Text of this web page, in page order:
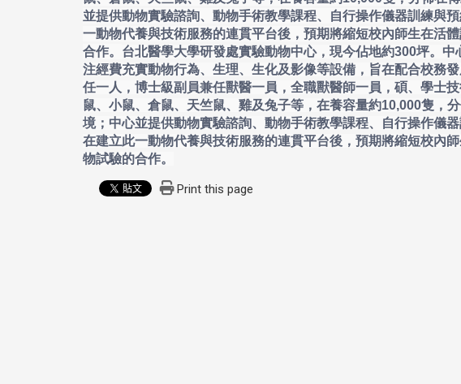
並提供動物實驗諮詢、動物手術教學課程、自行操作儀器訓練與
一動物代養與技術服務的連貫平台後，預期將縮短校內師生在活
合作。 台北醫學大學研發處實驗動物中心，現今佔地約300坪。
注經費充實動物行為、生理、生化及影像等設備，旨在配合校務
任一人，博士級副員兼任獸醫一員，全職獸醫師一員，碩、學士
鼠、小鼠、倉鼠、天竺鼠、雞及兔子等，在養容量約10,000隻，
境；中心並提供動物實驗諮詢、動物手術教學課程、自行操作儀
在建立此一動物代養與技術服務的連貫平台後，預期將縮短校內
物試驗的合作。
Print this page